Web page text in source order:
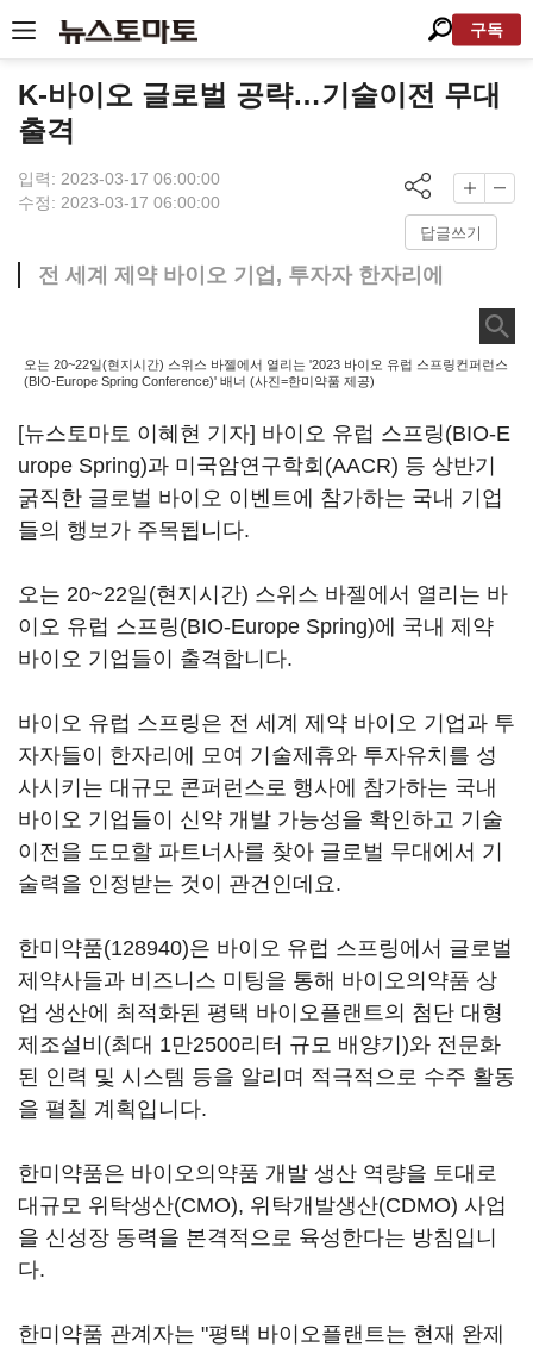
구독
K-바이오 글로벌 공략…기술이전 무대
출격
입력: 2023-03-17 06:00:00
수정: 2023-03-17 06:00:00
답글쓰기
전 세계 제약 바이오 기업, 투자자 한자리에
오는 20~22일(현지시간) 스위스 바젤에서 열리는 '2023 바이오 유럽 스프링컨퍼런스
(BIO-Europe Spring Conference)' 배너 (사진=한미약품 제공)
[뉴스토마토 이혜현 기자] 바이오 유럽 스프링(BIO-E
urope Spring)과 미국암연구학회(AACR) 등 상반기
굵직한 글로벌 바이오 이벤트에 참가하는 국내 기업
들의 행보가 주목됩니다.
오는 20~22일(현지시간) 스위스 바젤에서 열리는 바
이오 유럽 스프링(BIO-Europe Spring)에 국내 제약
바이오 기업들이 출격합니다.
바이오 유럽 스프링은 전 세계 제약 바이오 기업과 투
자자들이 한자리에 모여 기술제휴와 투자유치를 성
사시키는 대규모 콘퍼런스로 행사에 참가하는 국내
바이오 기업들이 신약 개발 가능성을 확인하고 기술
이전을 도모할 파트너사를 찾아 글로벌 무대에서 기
술력을 인정받는 것이 관건인데요.
한미약품(128940)은 바이오 유럽 스프링에서 글로벌
제약사들과 비즈니스 미팅을 통해 바이오의약품 상
업 생산에 최적화된 평택 바이오플랜트의 첨단 대형
제조설비(최대 1만2500리터 규모 배양기)와 전문화
된 인력 및 시스템 등을 알리며 적극적으로 수주 활동
을 펼칠 계획입니다.
한미약품은 바이오의약품 개발 생산 역량을 토대로
대규모 위탁생산(CMO), 위탁개발생산(CDMO) 사업
을 신성장 동력을 본격적으로 육성한다는 방침입니
다.
한미약품 관계자는 "평택 바이오플랜트는 현재 완제